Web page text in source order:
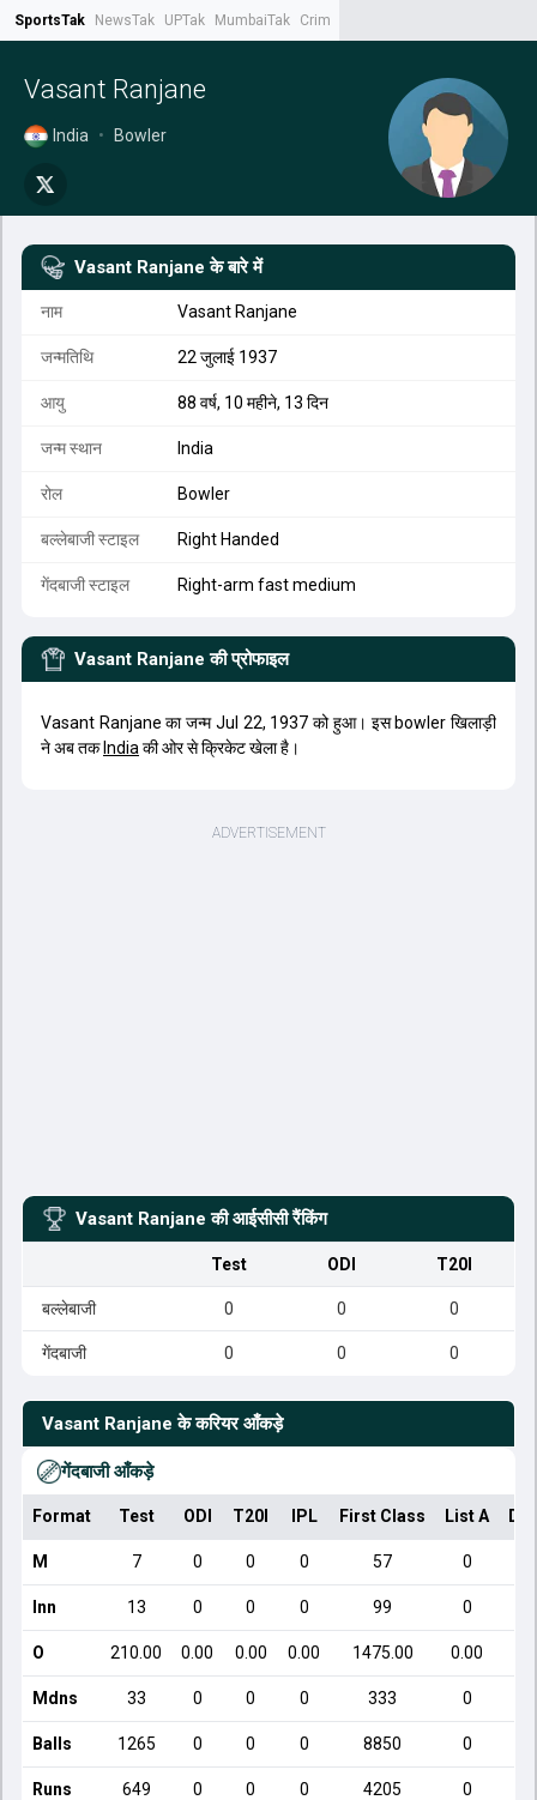
SportsTak NewsTak UPTak MumbaiTak CrimeTak
Vasant Ranjane
India • Bowler
Vasant Ranjane के बारे में
नाम Vasant Ranjane
जन्मतिथि 22 जुलाई 1937
आयु 88 वर्ष, 10 महीने, 13 दिन
जन्म स्थान India
रोल Bowler
बल्लेबाजी स्टाइल Right Handed
गेंदबाजी स्टाइल Right-arm fast medium
Vasant Ranjane की प्रोफाइल
Vasant Ranjane का जन्म Jul 22, 1937 को हुआ। इस bowler खिलाड़ी
ने अब तक India की ओर से क्रिकेट खेला है।
Vasant Ranjane की आईसीसी रैंकिंग
Test ODI T20I
बल्लेबाजी 0 0 0
गेंदबाजी 0 0 0
Vasant Ranjane के करियर आँकड़े
गेंदबाजी आँकड़े
Format Test ODI T20I IPL First Class List A
M 7 0 0 0 57 0
Inn 13 0 0 0 99 0
O 210.00 0.00 0.00 0.00 1475.00 0.00
Mdns 33 0 0 0 333 0
Balls 1265 0 0 0 8850 0
Runs 649 0 0 0 4205 0